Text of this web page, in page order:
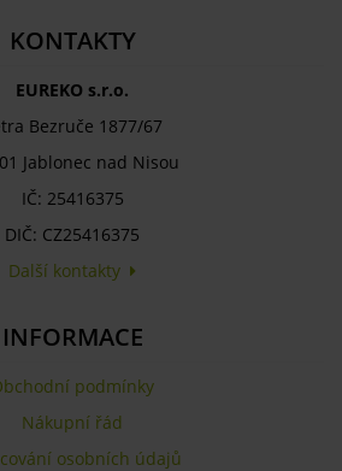
KONTAKTY
EUREKO s.r.o.
Bezruče 1877/67
Jablonec nad Nisou
IČ: 25416375
DIČ: CZ25416375
Další kontakty
INFORMACE
podmínky
Nákupní řád
osobních údajů